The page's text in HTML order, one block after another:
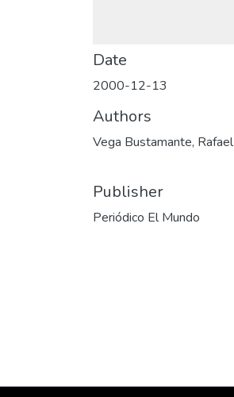
Date
2000-12-13
Authors
Vega Bustamante, Rafael
Publisher
Periódico El Mundo